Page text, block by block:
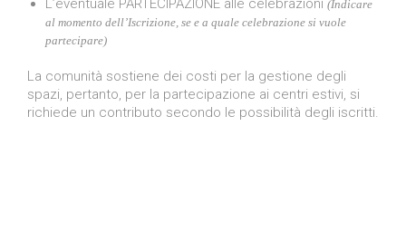
L’eventuale PARTECIPAZIONE alle celebrazioni (Indicare
al momento dell’Iscrizione, se e a quale celebrazione si vuole
partecipare)
La comunità sostiene dei costi per la gestione degli
spazi, pertanto, per la partecipazione ai centri estivi, si
richiede un contributo secondo le possibilità degli iscritti.